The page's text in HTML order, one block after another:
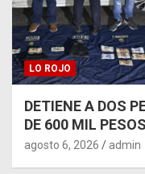
LO ROJO
DETIENE A DOS
DE 600 MIL
agosto 6, 2026 admin